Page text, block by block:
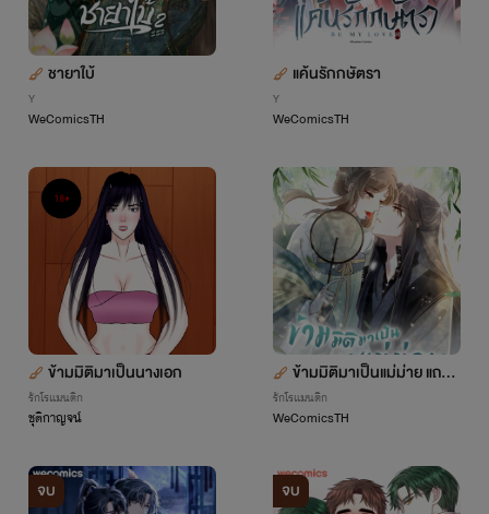
ชายาใบ้
Y
WeComicsTH
แค้นรักกษัตรา
Y
WeComicsTH
ข้ามมิติมาเป็นนางเอก
รักโรแมนติก
ชุติกาญจน์
ข้ามมิติมาเป็นแม่ม่าย แถมมี
น้องชายสามีสุดแซ่บ
รักโรแมนติก
WeComicsTH
จบ จบ